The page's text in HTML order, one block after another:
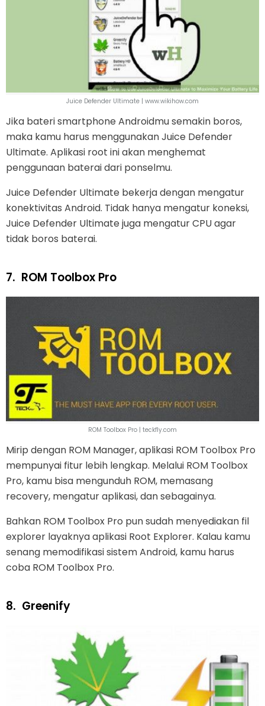
Juice Defender Ultimate | www.wikihow.com
Jika bateri smartphone Androidmu semakin boros,
maka kamu harus menggunakan Juice Defender
Ultimate. Aplikasi root ini akan menghemat
penggunaan baterai dari ponselmu.
Juice Defender Ultimate bekerja dengan mengatur
konektivitas Android. Tidak hanya mengatur koneksi,
Juice Defender Ultimate juga mengatur CPU agar
tidak boros baterai.
7. ROM Toolbox Pro
ROM Toolbox Pro | teckfly.com
Mirip dengan ROM Manager, aplikasi ROM Toolbox Pro
mempunyai fitur lebih lengkap. Melalui ROM Toolbox
Pro, kamu bisa mengunduh ROM, memasang
recovery, mengatur aplikasi, dan sebagainya.
Bahkan ROM Toolbox Pro pun sudah menyediakan fil
explorer layaknya aplikasi Root Explorer. Kalau kamu
senang memodifikasi sistem Android, kamu harus
coba ROM Toolbox Pro.
8. Greenify